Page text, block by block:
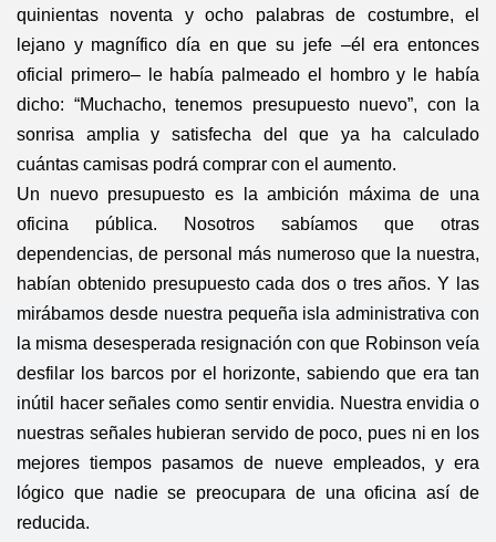
quinientas noventa y ocho palabras de costumbre, el
lejano y magnífico día en que su jefe –él era entonces
oficial primero– le había palmeado el hombro y le había
dicho: “Muchacho, tenemos presupuesto nuevo”, con la
sonrisa amplia y satisfecha del que ya ha calculado
cuántas camisas podrá comprar con el aumento.
Un nuevo presupuesto es la ambición máxima de una
oficina pública. Nosotros sabíamos que otras
dependencias, de personal más numeroso que la nuestra,
habían obtenido presupuesto cada dos o tres años. Y las
mirábamos desde nuestra pequeña isla administrativa con
la misma desesperada resignación con que Robinson veía
desfilar los barcos por el horizonte, sabiendo que era tan
inútil hacer señales como sentir envidia. Nuestra envidia o
nuestras señales hubieran servido de poco, pues ni en los
mejores tiempos pasamos de nueve empleados, y era
lógico que nadie se preocupara de una oficina así de
reducida.